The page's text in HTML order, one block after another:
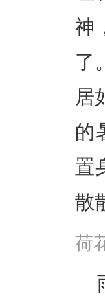
神
了
居
的
置
散
荷